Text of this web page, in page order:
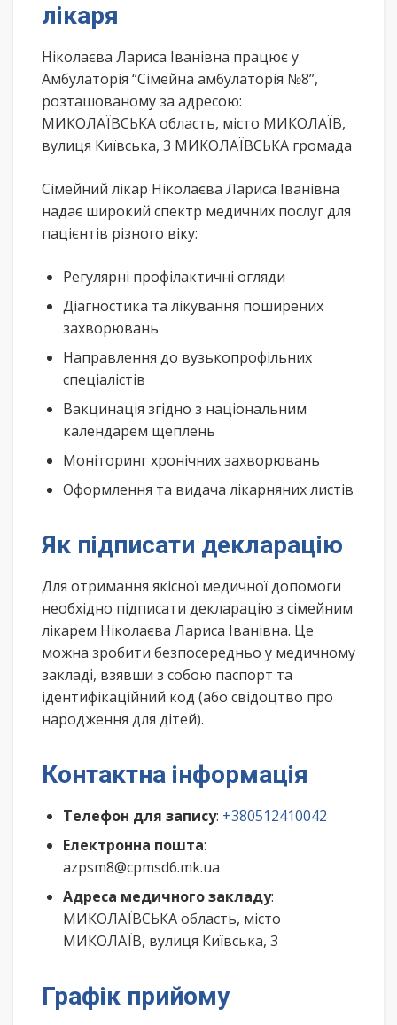
лікаря
Ніколаєва Лариса Іванівна працює у
Амбулаторія “Сімейна амбулаторія №8”,
розташованому за адресою:
МИКОЛАЇВСЬКА область, місто МИКОЛАЇВ,
вулиця Київська, 3 МИКОЛАЇВСЬКА громада
Сімейний лікар Ніколаєва Лариса Іванівна
надає широкий спектр медичних послуг для
пацієнтів різного віку:
Регулярні профілактичні огляди
Діагностика та лікування поширених
захворювань
Направлення до вузькопрофільних
спеціалістів
Вакцинація згідно з національним
календарем щеплень
Моніторинг хронічних захворювань
Оформлення та видача лікарняних листів
Як підписати декларацію
Для отримання якісної медичної допомоги
необхідно підписати декларацію з сімейним
лікарем Ніколаєва Лариса Іванівна. Це
можна зробити безпосередньо у медичному
закладі, взявши з собою паспорт та
ідентифікаційний код (або свідоцтво про
народження для дітей).
Контактна інформація
Телефон для запису: +380512410042
Електронна пошта:
azpsm8@cpmsd6.mk.ua
Адреса медичного закладу:
МИКОЛАЇВСЬКА область, місто
МИКОЛАЇВ, вулиця Київська, 3
Графік прийому